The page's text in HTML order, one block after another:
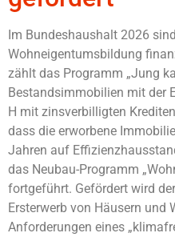
Im Bundeshaushalt 2026
Wohneigentumsbildung
zählt das Programm „Jung
Bestandsimmobilien mit der
H mit zinsverbilligten
dass die erworbene
Jahren auf
das Neubau-Programm
fortgeführt. Gefördert wird
Ersterwerb von Häusern und
Anforderungen eines